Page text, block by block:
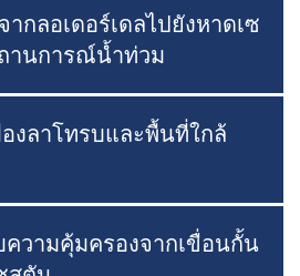
กลอเดอร์เดลไปยังหาดเซ
านการณ์น้ำท่วม
งลาโทรบและพื้นที่ใกล้
วามคุ้มครองจากเขื่อนกั้น